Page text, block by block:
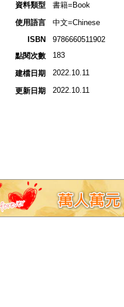
資料類型
書籍=Book
使用語言
中文=Chinese
ISBN
9786660511902
點閱次數
183
建檔日期 2022.10.11
更新日期 2022.10.11